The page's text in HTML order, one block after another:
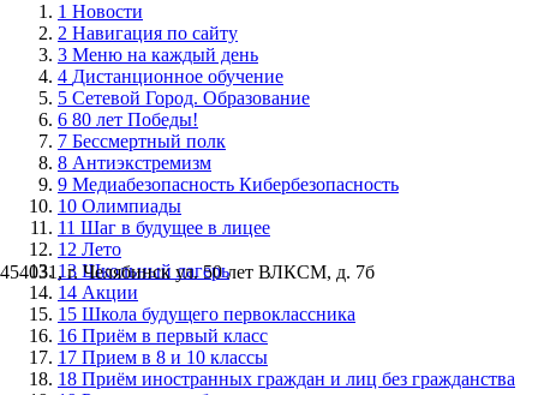
454031, г. Челябинск ул. 50 лет ВЛКСМ, д. 7б
1 Новости
2 Навигация по сайту
3 Меню на каждый день
4 Дистанционное обучение
5 Сетевой Город. Образование
6 80 лет Победы!
7 Бессмертный полк
8 Антиэкстремизм
9 Медиабезопасность Кибербезопасность
10 Олимпиады
11 Шаг в будущее в лицее
12 Лето
13 Школьный лагерь
14 Акции
15 Школа будущего первоклассника
16 Приём в первый класс
17 Прием в 8 и 10 классы
18 Приём иностранных граждан и лиц без гражданства